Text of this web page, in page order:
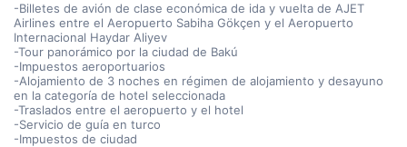
-Billetes de avión de clase económica de ida y vuelta de AJET
Airlines entre el Aeropuerto Sabiha Gökçen y el Aeropuerto
Internacional Haydar Aliyev
-Tour panorámico por la ciudad de Bakú
-Impuestos aeroportuarios
-Alojamiento de 3 noches en régimen de alojamiento y desayuno
en la categoría de hotel seleccionada
-Traslados entre el aeropuerto y el hotel
-Servicio de guía en turco
-Impuestos de ciudad